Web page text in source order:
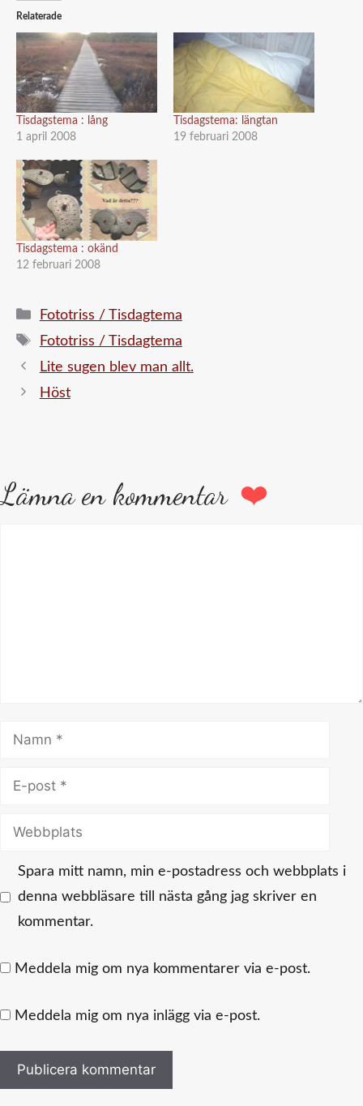
Relaterade
Tisdagstema : lång
1 april 2008
Tisdagstema: längtan
19 februari 2008
Tisdagstema : okänd
12 februari 2008
Kategorier
Fototriss / Tisdagtema
Etiketter
Fototriss / Tisdagtema
Lite sugen blev man allt.
Höst
Lämna en kommentar
Namn
Webbplats
Spara mitt namn, min e-postadress och webbplats i
denna webbläsare till nästa gång jag skriver en
kommentar.
Meddela mig om nya kommentarer via e-post.
Meddela mig om nya inlägg via e-post.